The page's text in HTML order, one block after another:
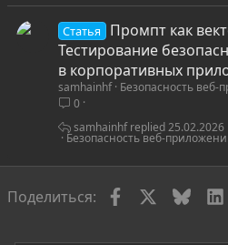
Статья
Промпт как
Тестирование
в корпоративных
samhainhf Безопасность веб-
0
Безопасность веб-
25.02.2026
samhainhf
Поделиться: Facebook